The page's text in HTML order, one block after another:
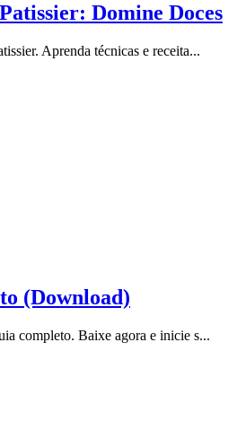
Domine Doces
Aprenda técnicas e receita...
(Download)
completo. Baixe agora e inicie s...